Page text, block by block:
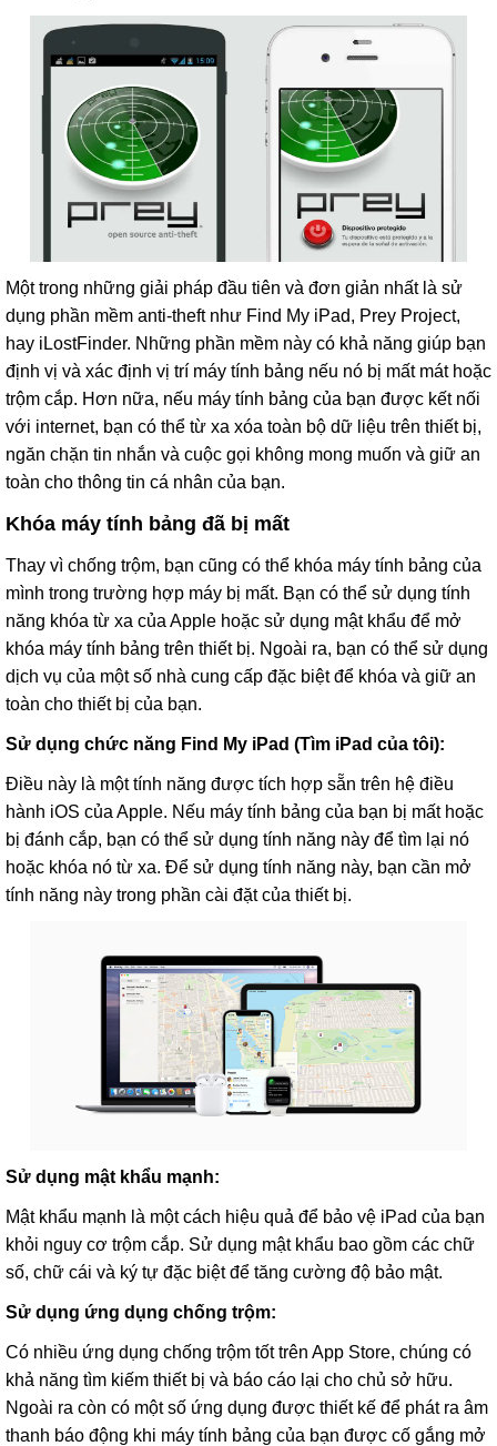
Một trong những giải pháp đầu tiên và đơn giản nhất là sử
dụng phần mềm anti-theft như Find My iPad, Prey Project,
hay iLostFinder. Những phần mềm này có khả năng giúp bạn
định vị và xác định vị trí máy tính bảng nếu nó bị mất mát hoặc
trộm cắp. Hơn nữa, nếu máy tính bảng của bạn được kết nối
với internet, bạn có thể từ xa xóa toàn bộ dữ liệu trên thiết bị,
ngăn chặn tin nhắn và cuộc gọi không mong muốn và giữ an
toàn cho thông tin cá nhân của bạn.
Khóa máy tính bảng đã bị mất
Thay vì chống trộm, bạn cũng có thể khóa máy tính bảng của
mình trong trường hợp máy bị mất. Bạn có thể sử dụng tính
năng khóa từ xa của Apple hoặc sử dụng mật khẩu để mở
khóa máy tính bảng trên thiết bị. Ngoài ra, bạn có thể sử dụng
dịch vụ của một số nhà cung cấp đặc biệt để khóa và giữ an
toàn cho thiết bị của bạn.
Sử dụng chức năng Find My iPad (Tìm iPad của tôi):
Điều này là một tính năng được tích hợp sẵn trên hệ điều
hành iOS của Apple. Nếu máy tính bảng của bạn bị mất hoặc
bị đánh cắp, bạn có thể sử dụng tính năng này để tìm lại nó
hoặc khóa nó từ xa. Để sử dụng tính năng này, bạn cần mở
tính năng này trong phần cài đặt của thiết bị.
Sử dụng mật khẩu mạnh:
Mật khẩu mạnh là một cách hiệu quả để bảo vệ iPad của bạn
khỏi nguy cơ trộm cắp. Sử dụng mật khẩu bao gồm các chữ
số, chữ cái và ký tự đặc biệt để tăng cường độ bảo mật.
Sử dụng ứng dụng chống trộm:
Có nhiều ứng dụng chống trộm tốt trên App Store, chúng có
khả năng tìm kiếm thiết bị và báo cáo lại cho chủ sở hữu.
Ngoài ra còn có một số ứng dụng được thiết kế để phát ra âm
thanh báo động khi máy tính bảng của bạn được cố gắng mở